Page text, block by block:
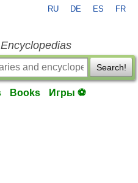
RU DE ES FR
Search!
Books Игры ⚽